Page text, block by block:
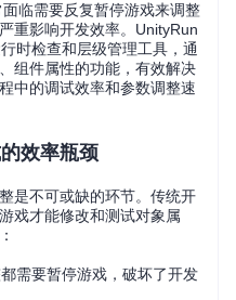
临需要反复暂停游戏来调整
重影响开发效率。UnityRun
时检查和层级管理工具，通
组件属性的功能，有效解决
中的调试效率和参数调整速
效率瓶颈
是不可或缺的环节。传统开
戏才能修改和测试对象属
都需要暂停游戏，破坏了开发